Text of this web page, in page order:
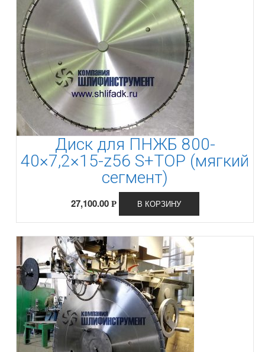
Диск для ПНЖБ 800-
40×7,2×15-z56 S+TOP (мягкий
сегмент)
27,100.00 Р В КОРЗИНУ